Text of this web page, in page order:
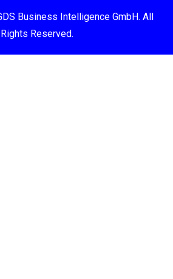
Business Intelligence GmbH. All
Rights Reserved.